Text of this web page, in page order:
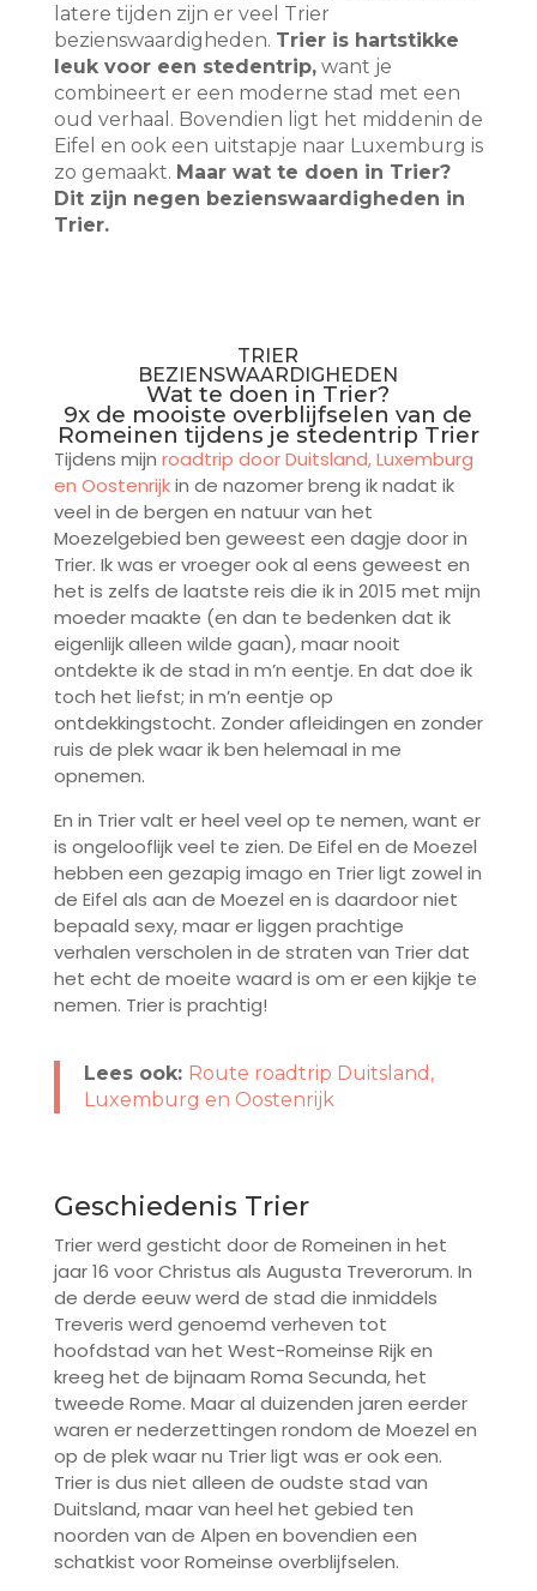
latere tijden zijn er veel Trier
bezienswaardigheden. Trier is hartstikke
leuk voor een stedentrip,want je
combineert er een moderne stad met een
oud verhaal. Bovendien ligt het middenin de
Eifel en ook een uitstapje naar Luxemburg is
zo gemaakt. Maar wat te doen in Trier?
Dit zijn negen bezienswaardigheden in
Trier.
TRIER
BEZIENSWAARDIGHEDEN
Wat te doen in Trier?
9x de mooiste overblijfselen van de
Romeinen tijdens je stedentrip Trier
Tijdens mijn roadtrip door Duitsland, Luxemburg
en Oostenrijkin de nazomer breng ik nadat ik
veel in de bergen en natuur van het
Moezelgebied ben geweest een dagje door in
Trier. Ik was er vroeger ook al eens geweest en
het is zelfs de laatste reis die ik in 2015 met mijn
moeder maakte (en dan te bedenken dat ik
eigenlijk alleen wilde gaan), maar nooit
ontdekte ik de stad in m’n eentje. En dat doe ik
toch het liefst; in m’n eentje op
ontdekkingstocht. Zonder afleidingen en zonder
ruis de plek waar ik ben helemaal in me
opnemen.
En in Trier valt er heel veel op te nemen, want er
is ongelooflijk veel te zien. De Eifel en de Moezel
hebben een gezapig imago en Trier ligt zowel in
de Eifel als aan de Moezel en is daardoor niet
bepaald sexy, maar er liggen prachtige
verhalen verscholen in de straten van Trier dat
het echt de moeite waard is om er een kijkje te
nemen. Trier is prachtig!
Lees ook: Route roadtrip Duitsland,
Luxemburg en Oostenrijk
Geschiedenis Trier
Trier werd gesticht door de Romeinen in het
jaar 16 voor Christus als Augusta Treverorum. In
de derde eeuw werd de stad die inmiddels
Treveris werd genoemd verheven tot
hoofdstad van het West-Romeinse Rijk en
kreeg het de bijnaam Roma Secunda, het
tweede Rome. Maar al duizenden jaren eerder
waren er nederzettingen rondom de Moezel en
op de plek waar nu Trier ligt was er ook een.
Trier is dus niet alleen de oudste stad van
Duitsland, maar van heel het gebied ten
noorden van de Alpen en bovendien een
schatkist voor Romeinse overblijfselen.